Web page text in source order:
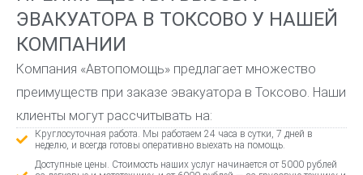
ЭВАКУАТОРА В ТОКСОВО У НАШЕЙ
КОМПАНИИ
Компания «Автопомощь» предлагает множество
преимуществ при заказе эвакуатора в Токсово. Наши
клиенты могут рассчитывать на:
Круглосуточная работа. Мы работаем 24 часа в сутки, 7 дней в
неделю, и всегда готовы оперативно выехать на помощь.
Доступные цены. Стоимость наших услуг начинается от 5000 рублей